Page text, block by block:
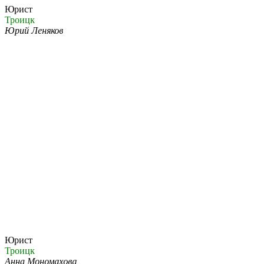
Юрист
Троицк
Юрий Леняков
Юрист
Троицк
Анна Мономахова